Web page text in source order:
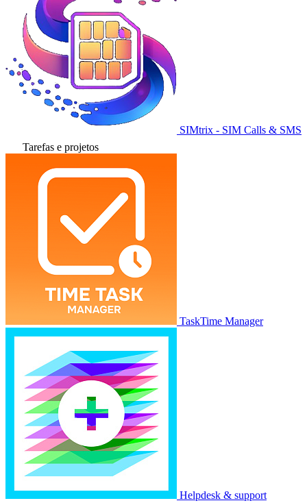
SIMtrix - SIM Calls & SMS
Tarefas e projetos
TaskTime Manager
Helpdesk & support